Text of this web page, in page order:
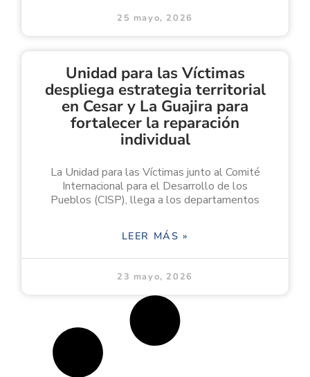
25 mayo, 2026
Unidad para las Víctimas
despliega estrategia territorial
en Cesar y La Guajira para
fortalecer la reparación
individual
La Unidad para las Víctimas junto al Comité
Internacional para el Desarrollo de los
Pueblos (CISP), llega a los departamentos
LEER MÁS »
23 mayo, 2026